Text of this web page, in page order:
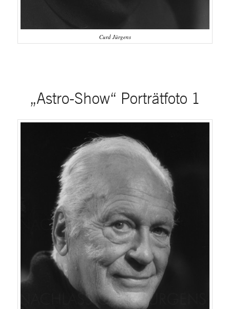
Curd Jürgens
„Astro-Show“ Porträtfoto 1